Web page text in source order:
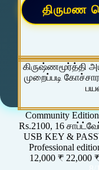
கிருஷ்ணமூர்த்தி
முறைப்படி
Community
Rs.2100, 16
USB KEY &
Professional
12,000 ₹ 22,000